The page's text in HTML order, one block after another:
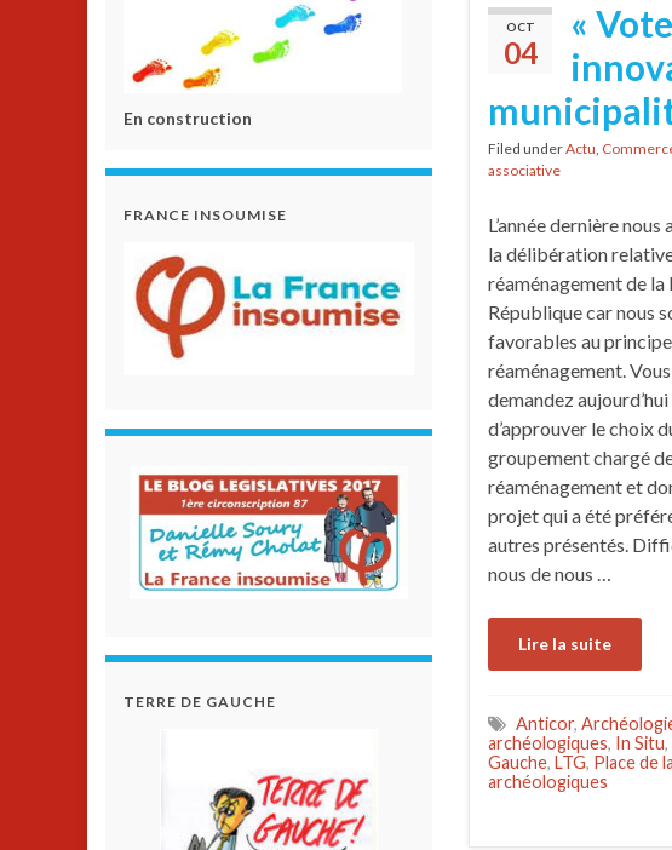
OCT
04
«
Filed underActu,
associative
L’année dernière nous
la délibération
réaménagement de la
République car nous
favorables au
réaménagement.
demandez aujourd’hui
d’approuver le choix
groupement chargé
réaménagement et
projet qui a été
autres présentés.
nous de nous …
Lire la suite
Anticor,
archéologiques, In Situ,
Gauche, LTG, Place de
archéologiques
En construction
FRANCE INSOUMISE
TERRE DE GAUCHE